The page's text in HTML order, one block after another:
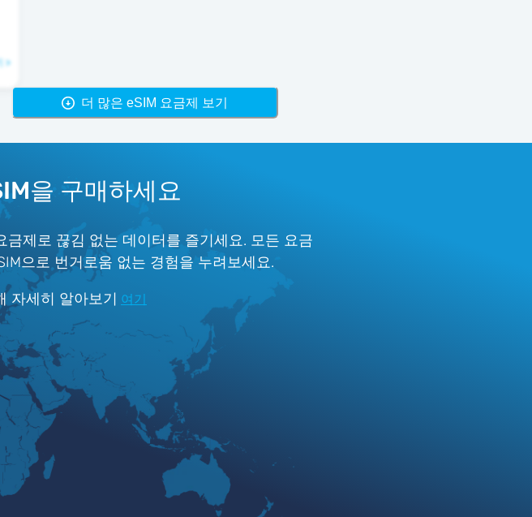
>
더 많은 eSIM 요금제 보기
을 구매하세요
제로 끊김 없는 데이터를 즐기세요. 모든 요금
으로 번거로움 없는 경험을 누려보세요.
자세히 알아보기 여기